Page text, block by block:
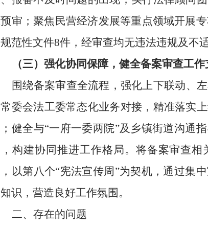
审；聚焦民营经济发展等重点领域开展
范性文件8件，经审查均无违法违规及不
（三）强化协同保障，健全备案审查工
围绕备案审查全流程，强化上下联动、
委会法工委常态化业务对接，精准落实
健全与“一府一委两院”及乡镇街道沟通
构建协同推进工作格局。将备案审查
以第八个“宪法宣传周”为契机，通过集
识，营造良好工作氛围。
二、存在的问题